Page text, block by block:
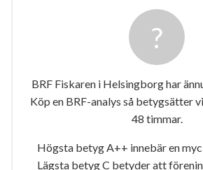
BRF Fiskaren i Helsingborg har
Köp en BRF-analys så betygsätter
48 timmar.
Högsta betyg A++ innebär en
Lägsta betyg C betyder att